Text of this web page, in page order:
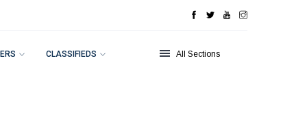
CLASSIFIEDS All Sections